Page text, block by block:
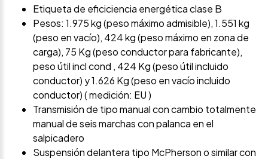
Etiqueta de eficiciencia energética clase B
Pesos: 1.975 kg (peso máximo admisible), 1.551 kg
(peso en vacío), 424 kg (peso máximo en zona de
carga), 75 Kg (peso conductor para fabricante),
peso útil incl cond , 424 Kg (peso útil incluido
conductor) y 1.626 Kg (peso en vacío incluido
conductor) ( medición: EU )
Transmisión de tipo manual con cambio totalmente
manual de seis marchas con palanca en el
salpicadero
Suspensión delantera tipo McPherson o similar con